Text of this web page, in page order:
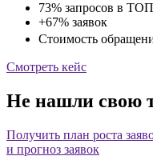
73% запросов в
+67% заявок
Стоимость
Смотреть кейс
Не нашли свою
Получить план роста
и прогноз заявок